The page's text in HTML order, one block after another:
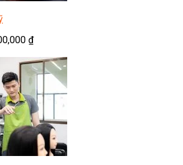
₫